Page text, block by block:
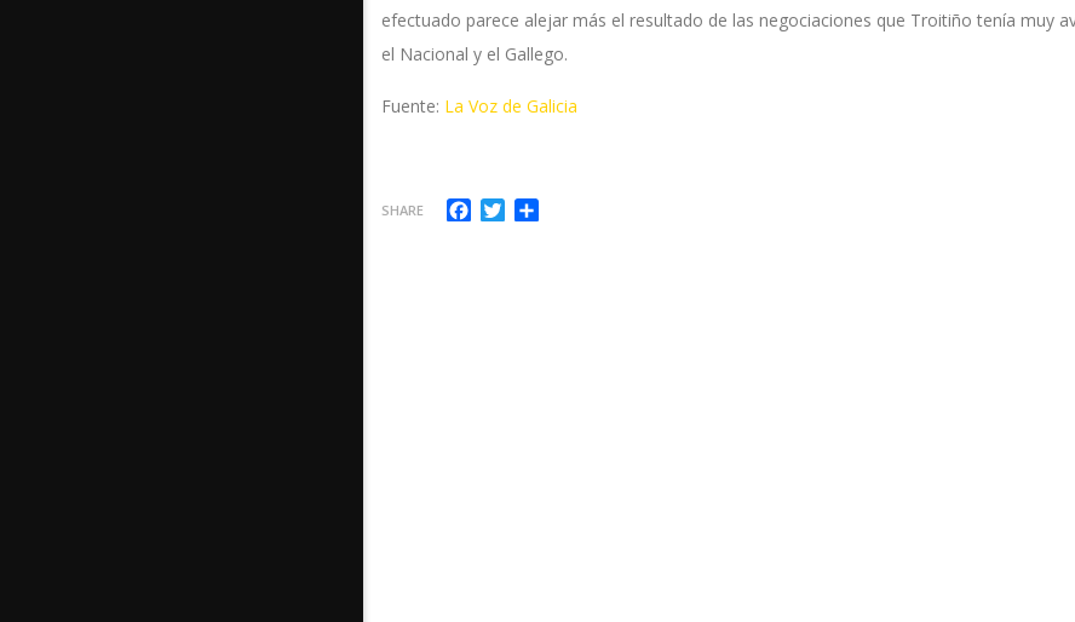
efectuado parece alejar más el resultado de las negociaciones que Troitiño tenía muy
el Nacional y el Gallego.
Fuente: La Voz de Galicia
SHARE Facebook
Twitter